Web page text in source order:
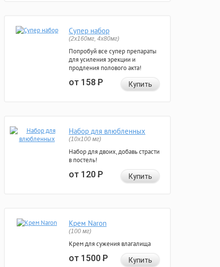
Супер набор
(2х160мг, 4х80мг)
Попробуй все супер препараты
для усиления эрекции и
продления полового акта!
от 158Р Купить
Набор для влюбленных
(10х100 мг)
Набор для двоих, добавь страсти
в постель!
от 120Р Купить
Крем Naron
(100 мг)
Крем для сужения влагалища
от 1500Р Купить